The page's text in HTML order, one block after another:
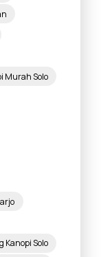
Murah Solo
Kanopi Solo